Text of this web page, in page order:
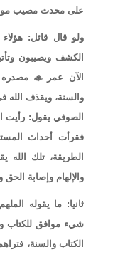
على محدث مصيب
ولو قال قائل:
الكشف ويصيبون
الآن عمر
والسنة، ويقذف الله
الصوفي يقول: رأيت
فقرأت أحداث
الطريقة، تلك
والإلهام وإصابة
ثانيا: ما يقوله
شيء موافق للكتاب
الكتاب والسنة،